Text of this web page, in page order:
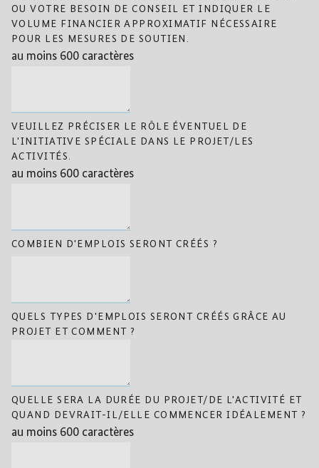
OU VOTRE BESOIN DE CONSEIL ET INDIQUER LE
VOLUME FINANCIER APPROXIMATIF NÉCESSAIRE
POUR LES MESURES DE SOUTIEN.
au moins 600 caractères
VEUILLEZ PRÉCISER LE RÔLE ÉVENTUEL DE
L'INITIATIVE SPÉCIALE DANS LE PROJET/LES
ACTIVITÉS.
au moins 600 caractères
COMBIEN D'EMPLOIS SERONT CRÉÉS ?
QUELS TYPES D'EMPLOIS SERONT CRÉÉS GRÂCE AU
PROJET ET COMMENT ?
QUELLE SERA LA DURÉE DU PROJET/DE L'ACTIVITÉ ET
QUAND DEVRAIT-IL/ELLE COMMENCER IDÉALEMENT ?
au moins 600 caractères